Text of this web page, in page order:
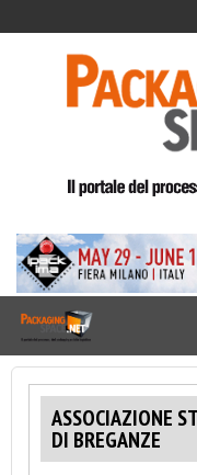
ASSOCIAZIONE
DI BREGANZE